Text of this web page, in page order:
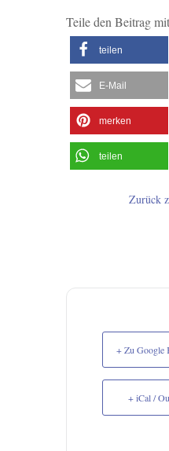
Teile den Beitrag
teilen
E-Mail
merken
teilen
Zurück
+ Zu Google
+ iCal /